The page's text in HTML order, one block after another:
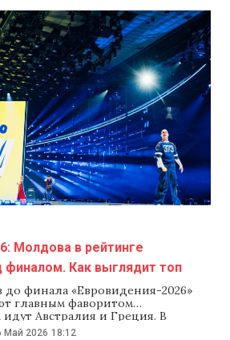
объединения Молдовы с
что «может быть,
Молдова в рейтинге
финалом. Как выглядит топ
до финала «Евровидения-2026»
главным фаворитом
Австралия и Греция. В
Молдова с песней «Viva,
Май 2026 18:12